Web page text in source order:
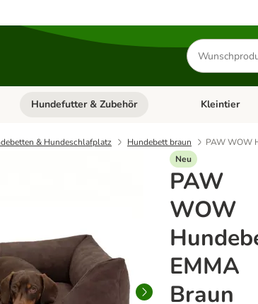
Produkte
suchen
Kategorie-Menü öffnen: Katzenfutter & Zubehör
Hundefutter & Zubehör Kategorie-
Kleintier
& Hundeschlafplatz Hundebett braun
PAW WOW
Neu
PAW
WOW
EMMA
Braun